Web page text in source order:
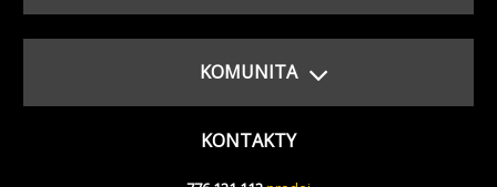
KOMUNITA
KONTAKTY